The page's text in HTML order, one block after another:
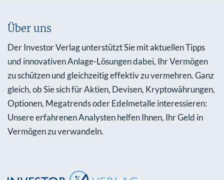
Über uns
Der Investor Verlag unterstützt Sie mit aktuellen Tipps
und innovativen Anlage-Lösungen dabei, Ihr Vermögen
zu schützen und gleichzeitig effektiv zu vermehren. Ganz
gleich, ob Sie sich für Aktien, Devisen, Kryptowährungen,
Optionen, Megatrends oder Edelmetalle interessieren:
Unsere erfahrenen Analysten helfen Ihnen, Ihr Geld in
Vermögen zu verwandeln.